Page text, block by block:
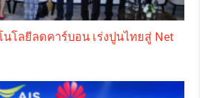
นโลยีลดคาร์บอน เร่งปูนไทยสู่ Net